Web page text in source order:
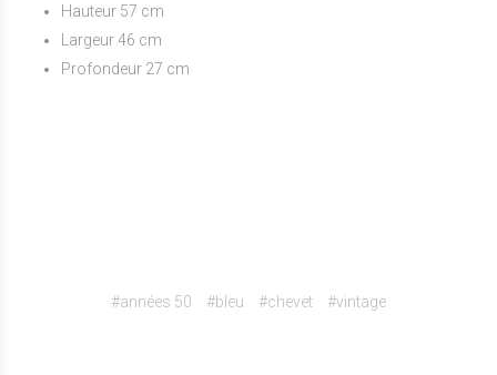
Hauteur 57 cm
Largeur 46 cm
Profondeur 27 cm
#années 50 #bleu #chevet #vintage